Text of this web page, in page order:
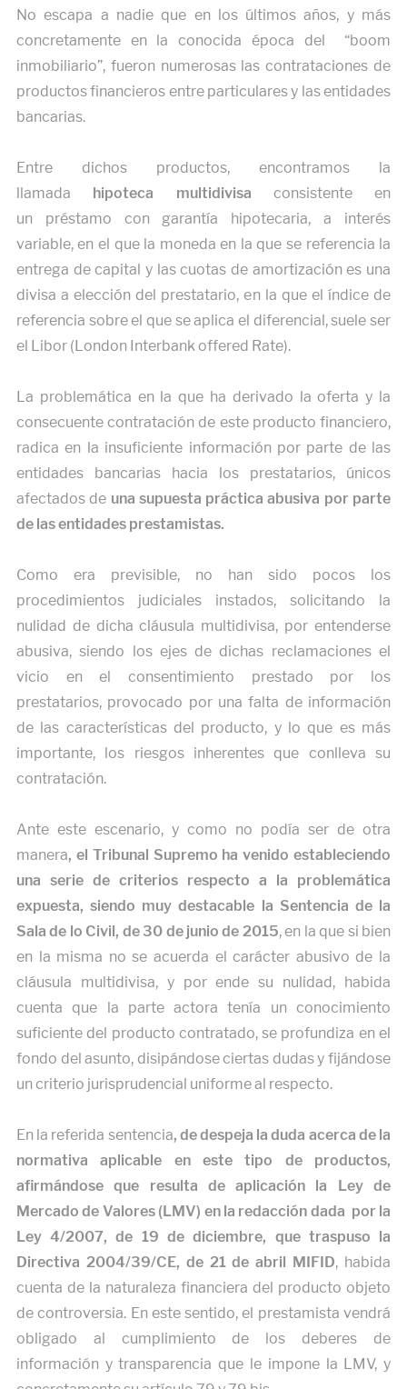
No escapa a nadie que en los últimos años, y más
concretamente en la conocida época del “boom
inmobiliario”, fueron numerosas las contrataciones de
productos financieros entre particulares y las entidades
bancarias.
Entre dichos productos, encontramos la
llamada hipoteca multidivisa consistente en
un préstamo con garantía hipotecaria, a interés
variable, en el que la moneda en la que se referencia la
entrega de capital y las cuotas de amortización es una
divisa a elección del prestatario, en la que el índice de
referencia sobre el que se aplica el diferencial, suele ser
el Libor (London Interbank offered Rate).
La problemática en la que ha derivado la oferta y la
consecuente contratación de este producto financiero,
radica en la insuficiente información por parte de las
entidades bancarias hacia los prestatarios, únicos
afectados de una supuesta práctica abusiva por parte
de las entidades prestamistas.
Como era previsible, no han sido pocos los
procedimientos judiciales instados, solicitando la
nulidad de dicha cláusula multidivisa, por entenderse
abusiva, siendo los ejes de dichas reclamaciones el
vicio en el consentimiento prestado por los
prestatarios, provocado por una falta de información
de las características del producto, y lo que es más
importante, los riesgos inherentes que conlleva su
contratación.
Ante este escenario, y como no podía ser de otra
manera, el Tribunal Supremo ha venido estableciendo
una serie de criterios respecto a la problemática
expuesta, siendo muy destacable la Sentencia de la
Sala de lo Civil, de 30 de junio de 2015, en la que si bien
en la misma no se acuerda el carácter abusivo de la
cláusula multidivisa, y por ende su nulidad, habida
cuenta que la parte actora tenía un conocimiento
suficiente del producto contratado, se profundiza en el
fondo del asunto, disipándose ciertas dudas y fijándose
un criterio jurisprudencial uniforme al respecto.
En la referida sentencia, de despeja la duda acerca de la
normativa aplicable en este tipo de productos,
afirmándose que resulta de aplicación la Ley de
Mercado de Valores (LMV) en la redacción dada por la
Ley 4/2007, de 19 de diciembre, que traspuso la
Directiva 2004/39/CE, de 21 de abril MIFID, habida
cuenta de la naturaleza financiera del producto objeto
de controversia. En este sentido, el prestamista vendrá
obligado al cumplimiento de los deberes de
información y transparencia que le impone la LMV, y